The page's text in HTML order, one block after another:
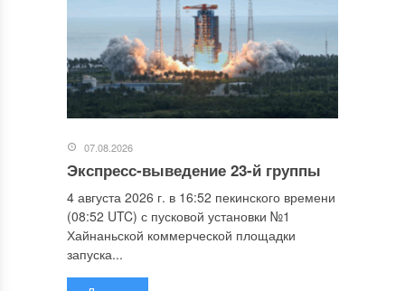
07.08.2026
Экспресс-выведение 23-й группы
4 августа 2026 г. в 16:52 пекинского времени
(08:52 UTC) с пусковой установки №1
Хайнаньской коммерческой площадки
запуска...